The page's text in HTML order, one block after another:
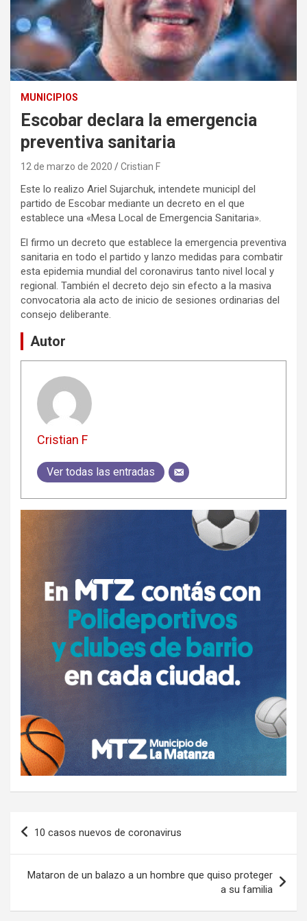
MUNICIPIOS
Escobar declara la emergencia
preventiva sanitaria
12 de marzo de 2020 Cristian F
Este lo realizo Ariel Sujarchuk, intendete municipl del
partido de Escobar mediante un decreto en el que
establece una «Mesa Local de Emergencia Sanitaria».
El firmo un decreto que establece la emergencia preventiva
sanitaria en todo el partido y lanzo medidas para combatir
esta epidemia mundial del coronavirus tanto nivel local y
regional. También el decreto dejo sin efecto a la masiva
convocatoria ala acto de inicio de sesiones ordinarias del
consejo deliberante.
Autor
Cristian F
Ver todas las entradas
Navegación
10 casos nuevos de coronavirus
Mataron de un balazo a un hombre que quiso proteger
a su familia